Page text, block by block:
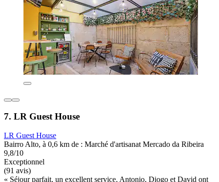
7. LR Guest House
LR Guest House
Bairro Alto, à 0,6 km de : Marché d'artisanat Mercado da Ribeira
9,8/10
Exceptionnel
(91 avis)
« Séjour parfait, un excellent service, Antonio, Diogo et David ont